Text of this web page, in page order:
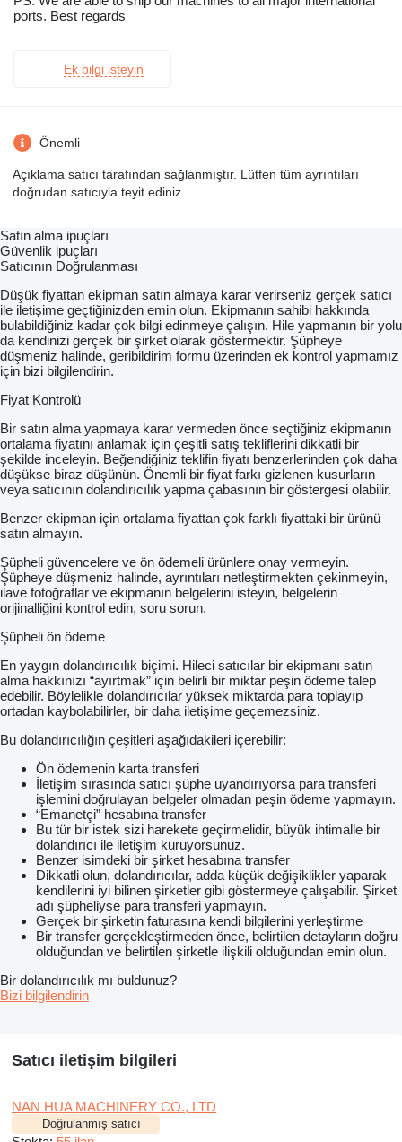
ports. Best regards
Ek bilgi isteyin
Önemli
Açıklama satıcı tarafından sağlanmıştır. Lütfen tüm ayrıntıları
doğrudan satıcıyla teyit ediniz.
Satın alma ipuçları
Güvenlik ipuçları
Satıcının Doğrulanması
Düşük fiyattan ekipman satın almaya karar verirseniz gerçek satıcı
ile iletişime geçtiğinizden emin olun. Ekipmanın sahibi hakkında
bulabildiğiniz kadar çok bilgi edinmeye çalışın. Hile yapmanın bir yolu
da kendinizi gerçek bir şirket olarak göstermektir. Şüpheye
düşmeniz halinde, geribildirim formu üzerinden ek kontrol yapmamız
için bizi bilgilendirin.
Fiyat Kontrolü
Bir satın alma yapmaya karar vermeden önce seçtiğiniz ekipmanın
ortalama fiyatını anlamak için çeşitli satış tekliflerini dikkatli bir
şekilde inceleyin. Beğendiğiniz teklifin fiyatı benzerlerinden çok daha
düşükse biraz düşünün. Önemli bir fiyat farkı gizlenen kusurların
veya satıcının dolandırıcılık yapma çabasının bir göstergesi olabilir.
Benzer ekipman için ortalama fiyattan çok farklı fiyattaki bir ürünü
satın almayın.
Şüpheli güvencelere ve ön ödemeli ürünlere onay vermeyin.
Şüpheye düşmeniz halinde, ayrıntıları netleştirmekten çekinmeyin,
ilave fotoğraflar ve ekipmanın belgelerini isteyin, belgelerin
orijinalliğini kontrol edin, soru sorun.
Şüpheli ön ödeme
En yaygın dolandırıcılık biçimi. Hileci satıcılar bir ekipmanı satın
alma hakkınızı “ayırtmak” için belirli bir miktar peşin ödeme talep
edebilir. Böylelikle dolandırıcılar yüksek miktarda para toplayıp
ortadan kaybolabilirler, bir daha iletişime geçemezsiniz.
Bu dolandırıcılığın çeşitleri aşağıdakileri içerebilir:
Ön ödemenin karta transferi
İletişim sırasında satıcı şüphe uyandırıyorsa para transferi
işlemini doğrulayan belgeler olmadan peşin ödeme yapmayın.
“Emanetçi” hesabına transfer
Bu tür bir istek sizi harekete geçirmelidir, büyük ihtimalle bir
dolandırıcı ile iletişim kuruyorsunuz.
Benzer isimdeki bir şirket hesabına transfer
Dikkatli olun, dolandırıcılar, adda küçük değişiklikler yaparak
kendilerini iyi bilinen şirketler gibi göstermeye çalışabilir. Şirket
adı şüpheliyse para transferi yapmayın.
Gerçek bir şirketin faturasına kendi bilgilerini yerleştirme
Bir transfer gerçekleştirmeden önce, belirtilen detayların doğru
olduğundan ve belirtilen şirketle ilişkili olduğundan emin olun.
Bir dolandırıcılık mı buldunuz?
Bizi bilgilendirin
Satıcı iletişim bilgileri
NAN HUA MACHINERY CO., LTD
Doğrulanmış satıcı